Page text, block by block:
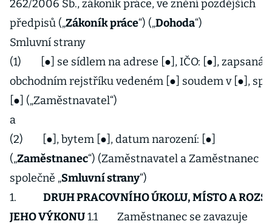
262/2006 Sb., zákoník práce, ve znění pozdějších
předpisů („Zákoník práce“) („Dohoda“)
Smluvní strany
(1) [●] se sídlem na adrese [●], IČO: [●], zapsaná v
obchodním rejstříku vedeném [●] soudem v [●],
[●] („Zaměstnavatel“)
a
(2) [●], bytem [●], datum narození: [●]
(„Zaměstnanec“) (Zaměstnavatel a Zaměstnanec
společně „Smluvní strany“)
1. DRUH PRACOVNÍHO ÚKOLU, MÍSTO A
JEHO VÝKONU1.1 Zaměstnanec se zavazuje